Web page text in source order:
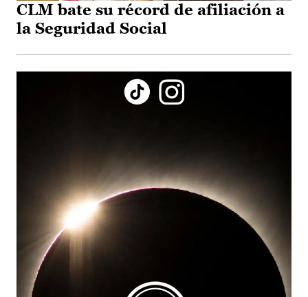
CLM bate su récord de afiliación a
la Seguridad Social